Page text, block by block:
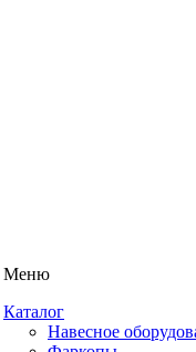
Меню
Каталог
Навесное